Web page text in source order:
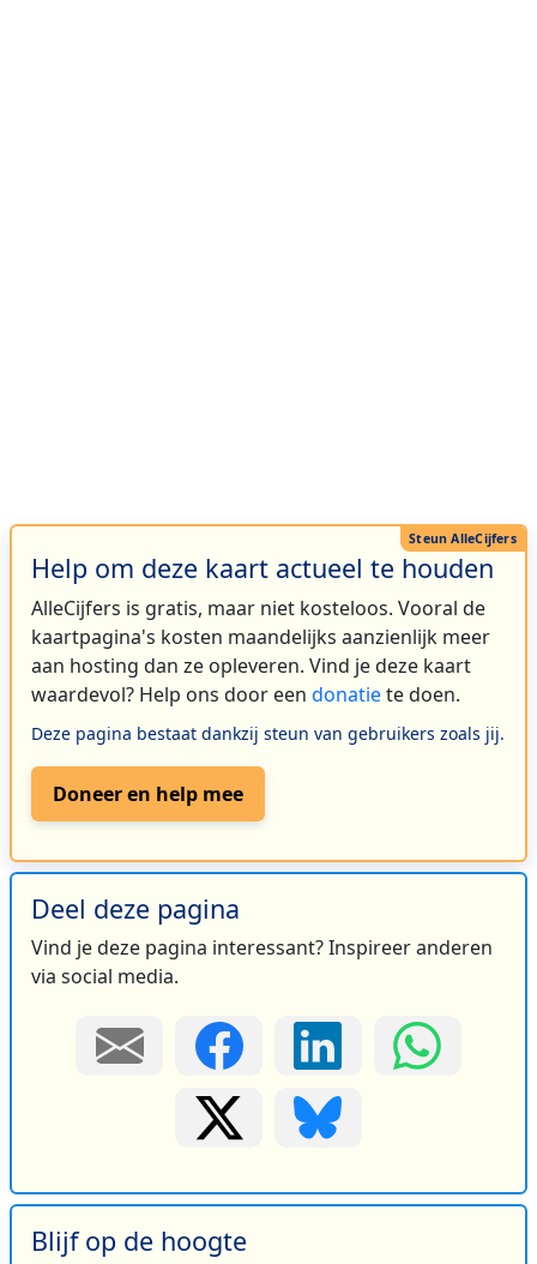
Help om deze kaart actueel te houden
AlleCijfers is gratis, maar niet kosteloos. Vooral de
kaartpagina's kosten maandelijks aanzienlijk meer
aan hosting dan ze opleveren. Vind je deze kaart
waardevol? Help ons door een donatiete doen.
Deze pagina bestaat dankzij steun van gebruikers zoals jij.
Doneer en help mee
Deel deze pagina
Vind je deze pagina interessant? Inspireer anderen
via social media.
Blijf op de hoogte